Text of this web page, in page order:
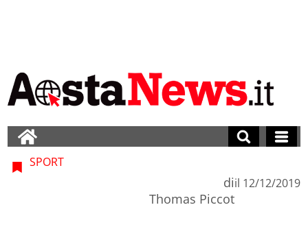
SPORT
di
Thomas Piccot
il 12/12/2019